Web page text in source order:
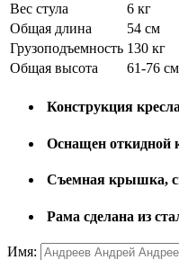
Вес стула
6 кг
Общая длина
54 см
Грузоподъемность 130 кг
Общая высота
61-76 см
Конструкция
Оснащен
Съемная крышка,
Рама сделана из
Имя: